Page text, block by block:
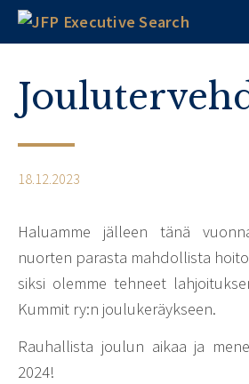
Skip
18.12.2023
Haluamme jälleen tänä
nuorten parasta mahdollista
siksi olemme tehneet
Kummit ry:n joulukeräykseen.
Rauhallista joulun aikaa ja
2024!